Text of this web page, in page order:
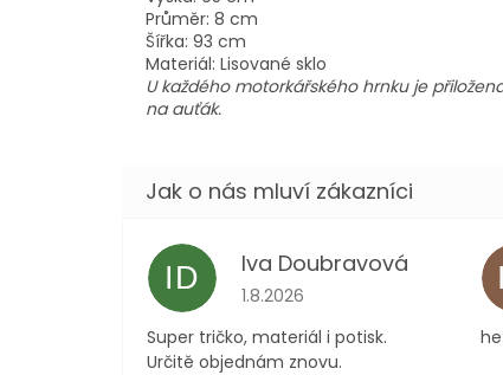
Průměr: 8 cm
Šířka: 93 cm
Materiál: Lisované sklo
U každého motorkářského hrnku je
na auťák.
ID Iva Doubravová
Hodnocení obchodu je 5 z 5
1.8.2026
Super tričko, materiál i potisk.
Určitě objednám znovu.